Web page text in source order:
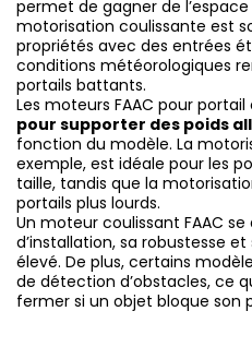
permet de gagner de
motorisation coulissante est
propriétés avec des entrées
conditions météorologiques
portails battants.
Les moteurs FAAC pour
pour supporter des poids
fonction du modèle. La
exemple, est idéale pour les
taille, tandis que la
portails plus lourds.
Un moteur coulissant FAAC
d’installation, sa robustesse
élevé. De plus, certains
de détection d’obstacles, ce
fermer si un objet bloque son